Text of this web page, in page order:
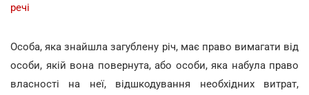
речі
Особа, яка знайшла загублену річ, має право вимагати від
особи, якій вона повернута, або особи, яка набула право
власності на неї, відшкодування необхідних витрат,